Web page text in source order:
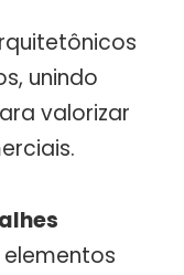
unindo
valorizar
elementos